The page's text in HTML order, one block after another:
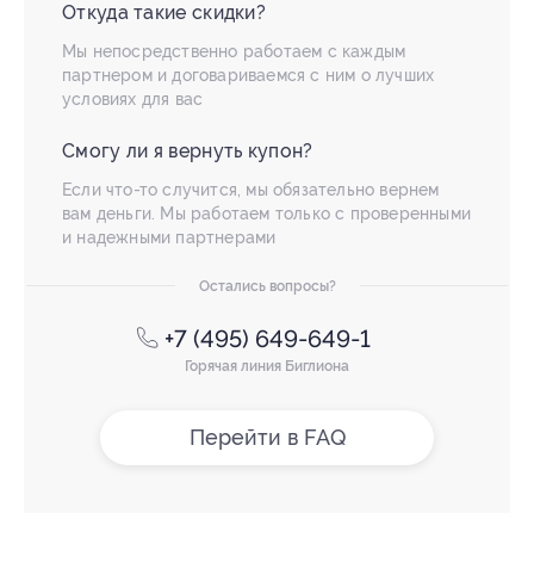
Откуда такие скидки?
Мы непосредственно работаем с каждым
партнером и договариваемся с ним о лучших
условиях для вас
Смогу ли я вернуть купон?
Если что-то случится, мы обязательно вернем
вам деньги. Мы работаем только с проверенными
и надежными партнерами
Остались вопросы?
+7 (495) 649-649-1
Горячая линия Биглиона
Перейти в FAQ